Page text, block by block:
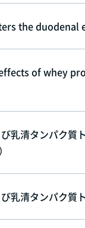
the duodenal
of whey
乳清タンパク質
乳清タンパク質